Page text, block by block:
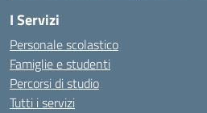
I Servizi
Personale scolastico
Famiglie e studenti
Percorsi di studio
Tutti i servizi